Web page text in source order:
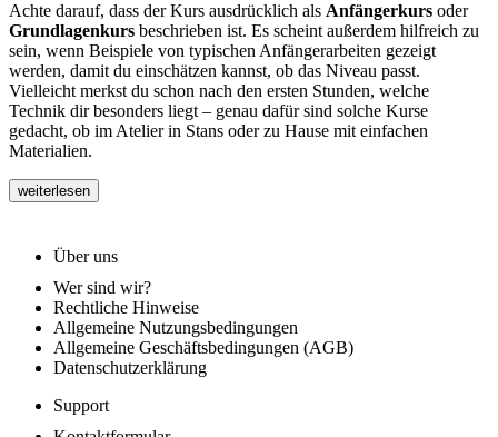
Achte darauf, dass der Kurs ausdrücklich als Anfängerkurs oder
Grundlagenkurs beschrieben ist. Es scheint außerdem hilfreich zu
sein, wenn Beispiele von typischen Anfängerarbeiten gezeigt
werden, damit du einschätzen kannst, ob das Niveau passt.
Vielleicht merkst du schon nach den ersten Stunden, welche
Technik dir besonders liegt – genau dafür sind solche Kurse
gedacht, ob im Atelier in Stans oder zu Hause mit einfachen
Materialien.
weiterlesen
Über uns
Wer sind wir?
Rechtliche Hinweise
Allgemeine Nutzungsbedingungen
Allgemeine Geschäftsbedingungen (AGB)
Datenschutzerklärung
Support